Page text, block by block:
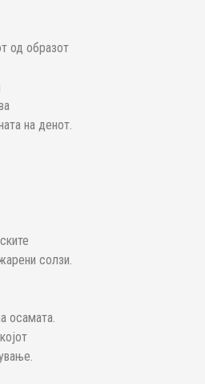
од образот
на денот.
солзи.
осамата.